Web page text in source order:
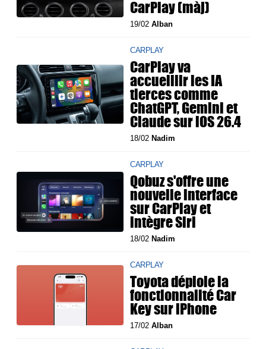
CarPlay (màj)
19/02Alban
CARPLAY
CarPlay va
accueillir les IA
tierces comme
ChatGPT, Gemini et
Claude sur iOS 26.4
18/02 Nadim
CARPLAY
Qobuz s'offre une
nouvelle interface
sur CarPlay et
intègre Siri
18/02 Nadim
CARPLAY
Toyota déploie la
fonctionnalité Car
Key sur iPhone
17/02Alban